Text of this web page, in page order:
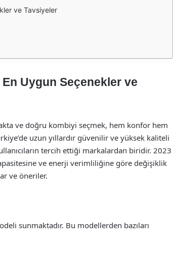
ve Tavsiyeler
Uygun Seçenekler ve
ve doğru kombiyi seçmek, hem konfor hem
uzun yıllardır güvenilir ve yüksek kaliteli
tercih ettiği markalardan biridir. 2023
ve enerji verimliliğine göre değişiklik
ve öneriler.
sunmaktadır. Bu modellerden bazıları